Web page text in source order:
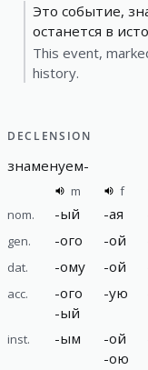
Это событие,
останется в
This event,
history.
DECLENSION
знаменуем-
m f
nom.
-ый -ая
gen. -ого -ой
dat. -ому -ой
acc. -ого
-ый
-ую
inst. -ым -ой
-ою